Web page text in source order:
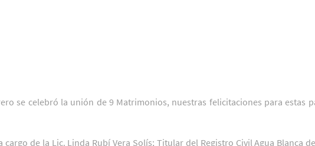
se celebró la unión de 9 Matrimonios, nuestras felicitaciones para estas
cargo de la Lic. Linda Rubí Vera Solís; Titular del Registro Civil Agua Blanca